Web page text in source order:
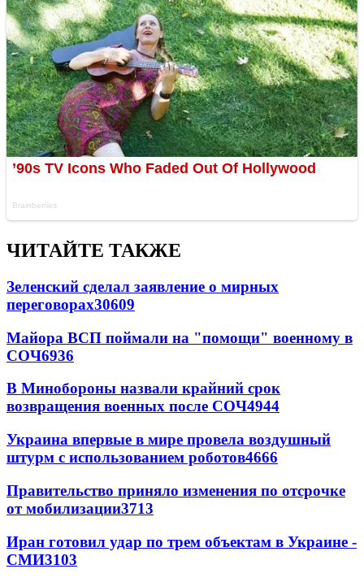
ЧИТАЙТЕ ТАКЖЕ
Зеленский сделал заявление о мирных
переговорах30609
Майора ВСП поймали на "помощи" военному в
СОЧ6936
В Минобороны назвали крайний срок
возвращения военных после СОЧ4944
Украина впервые в мире провела воздушный
штурм с использованием роботов4666
Правительство приняло изменения по отсрочке
от мобилизации3713
Иран готовил удар по трем объектам в Украине -
СМИ3103